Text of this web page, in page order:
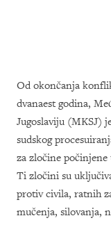
Od okončanja
dvanaest godina,
Jugoslaviju (MKSJ)
sudskog
za zločine počinjene
Ti zločini su
protiv civila, ratnih
mučenja, silovanja,